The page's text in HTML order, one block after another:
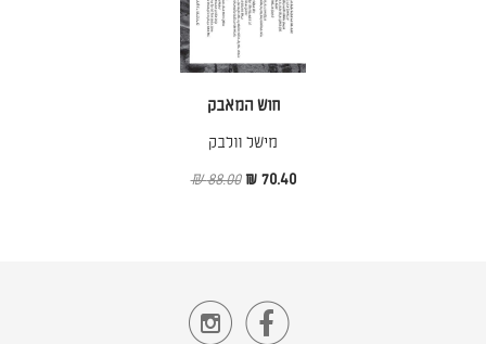
חוש המאבק
מישל וולבק
70.40 ₪
88.00 ₪

